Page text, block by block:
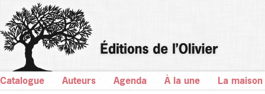
Catalogue Auteurs Agenda À la une La maison